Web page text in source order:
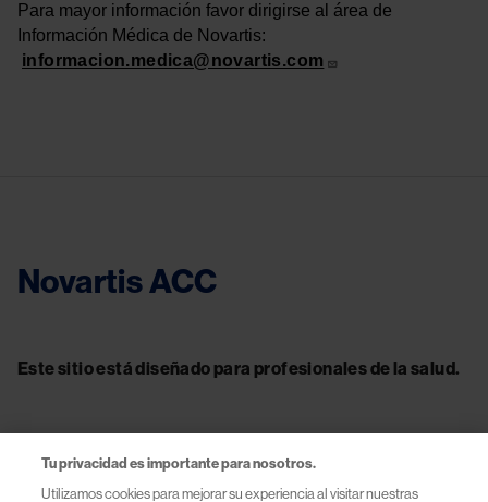
Para mayor información favor dirigirse al área de
Información Médica de Novartis:
informacion.medica@novartis.com
Novartis ACC
Este sitio está diseñado para profesionales de la salud.
Tu privacidad es importante para nosotros.
Utilizamos cookies para mejorar su experiencia al visitar nuestras